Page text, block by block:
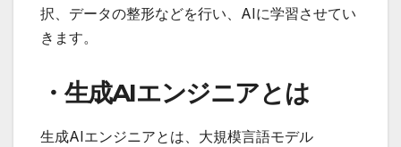
択、データの整形などを行い、AIに学習させてい
きます。
・生成AIエンジニアとは
生成AIエンジニアとは、大規模言語モデル